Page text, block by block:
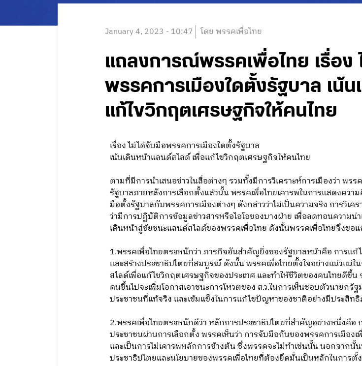
January 4, 2023 - 10:47 โดย พรรคเพื่อไทย
แถลงการณ์พรรคเพื่อไทย เรื่อง
พรรคการเมืองใดตั้งรัฐบาล เน้
แก้ไขวิกฤตเศรษฐกิจให้คนไทย
เรื่อง ไม่ได้จับมือพรรคการเมืองใดตั้งรัฐบาล
เน้นเดินหน้าแลนด์สไลด์ เพื่อแก้ไขวิกฤตเศรษฐกิจให้คนไทย
ตามที่มีการนำเสนอข่าวในสื่อต่างๆ รวมทั้งมีการวิเคราะห์การเมืองว่า พ
รัฐบาลภายหลังการเลือกตั้งแล้วนั้น พรรคเพื่อไทยเคารพในการแสดงควา
มือตั้งรัฐบาลกับพรรคการเมืองต่างๆ ดังกล่าวว่าไม่เป็นความจริง การวิเ
ว่ามีการปฏิบัติการข้อมูลข่าวสารหรือไอโอของบางฝ่าย เพื่อลดทอนความ
เดินหน้าสู่ชัยชนะแลนด์สไลด์ของพรรคเพื่อไทย ดังนั้นพรรคเพื่อไทยจึงขอ
1.พรรคเพื่อไทยตระหนักว่า ภารกิจอันสำคัญยิ่งของรัฐบาลหน้าคือ การแก้
และสร้างประชาธิปไตยที่สมบูรณ์ ดังนั้น พรรคเพื่อไทยตั้งใจอย่างแน่วแน่
สไลด์เพื่อแก้ไขวิกฤตเศรษฐกิจของประเทศ และทำให้ชีวิตของคนไทยดีขึ้
คนขึ้นไปจะเพิ่มโอกาสเอาชนะการโหวตของ ส.ว.ในการเห็นชอบตัวนายก
ประชาชนที่แท้จริง และเข้มแข็งในการแก้ไขปัญหาของชาติอย่างมีประสิท
2.พรรคเพื่อไทยตระหนักดีว่า หลักการประชาธิปไตยที่สำคัญอย่างหนึ่งคือ
ประชาชนผ่านการเลือกตั้ง พรรคเห็นว่า การจับมือกันของพรรคการเมือง
และเป็นการไม่เคารพหลักการข้างต้น ซึ่งพรรคจะไม่ทำเช่นนั้น นอกจา
ประชาธิปไตยและนโยบายของพรรคเพื่อไทยที่ต้องยึดมั่นเป็นหลักในการตั้